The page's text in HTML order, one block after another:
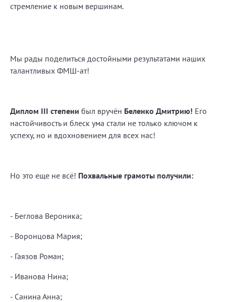
стремление к новым вершинам.
Мы рады поделиться достойными результатами наших
талантливых ФМШ-ат!
Диплом III степени был вручён Беленко Дмитрию! Его
настойчивость и блеск ума стали не только ключом к
успеху, но и вдохновением для всех нас!
Но это еще не всё! Похвальные грамоты получили:
- Беглова Вероника;
- Воронцова Мария;
- Гаязов Роман;
- Иванова Нина;
- Санина Анна;